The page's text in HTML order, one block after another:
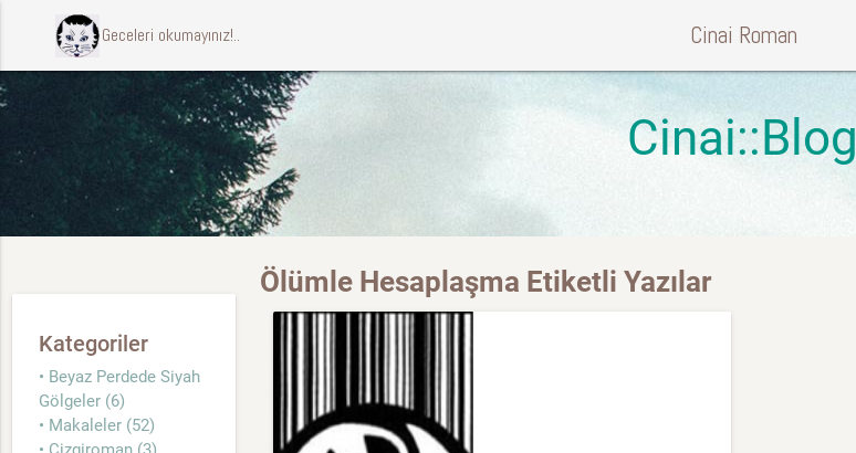
ccccci Geceleri okumayınız!.. Cinai Roman
Cinai::Blog
Kategoriler
• Beyaz Perdede Siyah
Gölgeler (6)
• Makaleler (52)
Ölümle Hesaplaşma Etiketli Yazılar